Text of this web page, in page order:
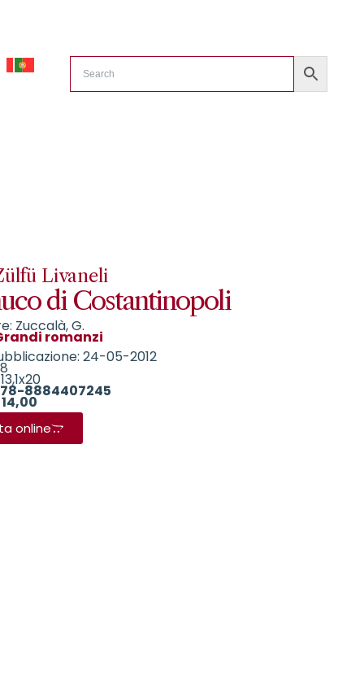
Livaneli
di Costantinopoli
Zuccalà, G.
romanzi
24-05-2012
8884407245
online